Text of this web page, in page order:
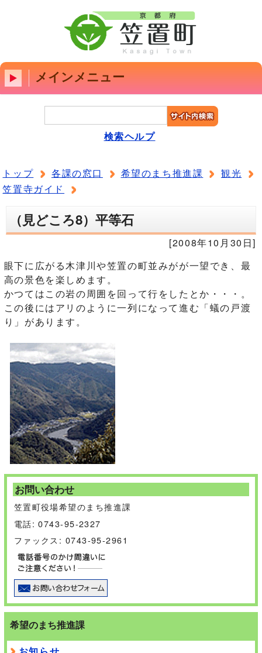
メインメニュー
検索ヘルプ
トップ 各課の窓口 希望のまち推進課
観光
笠置寺ガイド
（見どころ8）平等石
[2008年10月30日]
眼下に広がる木津川や笠置の町並みがが一望でき、最
高の景色を楽しめます。
かつてはこの岩の周囲を回って行をしたとか・・・。
この後にはアリのように一列になって進む「蟻の戸渡
り」があります。
お問い合わせ
笠置町役場希望のまち推進課
電話: 0743-95-2327
ファックス: 0743-95-2961
希望のまち推進課